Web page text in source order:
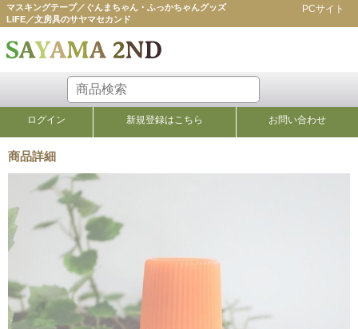
マスキングテープ／ぐんまちゃん・ふっかちゃんグッズ
LIFE／文房具のサヤマセカンド
PCサイト
ログイン 新規登録はこちら お問い合わせ
商品詳細